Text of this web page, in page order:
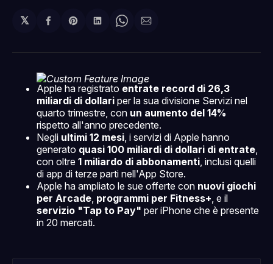
𝕏
Condividi
Facebook
Share
Pinterest
Condividi
LinkedIn
Share
WhatsApp
Condividi
email
Apple ha registrato entrate record di 26,3
miliardi di dollari per la sua divisione Servizi nel
quarto trimestre, con un aumento del 14%
rispetto all'anno precedente.
Negli ultimi 12 mesi , i servizi di Apple hanno
generato quasi 100 miliardi di dollari di entrate
con oltre 1 miliardo di abbonamenti , inclusi quelli
di app di terze parti nell'App Store.
Apple ha ampliato le sue offerte con nuovi giochi
per Arcade programmi per Fitness+ , e il
servizio "Tap to Pay" per iPhone che è presente
in 20 mercati.